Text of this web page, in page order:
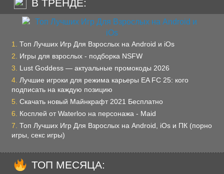
В ТРЕНДЕ:
Топ Лучших Игр Для Взрослых на Android и iOs
Игры для взрослых - подборка NSFW
Lust Goddess — актуальные промокоды 2026
Лучшие игроки для режима карьеры EA FC 25: кого
подписать на каждую позицию
Скачать новый Майнкрафт 2021 Бесплатно
Косплей от Waterloo на персонажа - Maid
Топ Лучших Игр Для Взрослых на Android, iOs и ПК (порно
игры, секс игры)
ТОП МЕСЯЦА: